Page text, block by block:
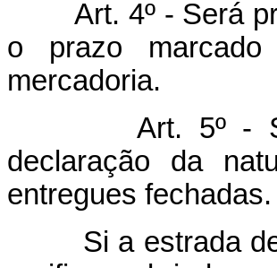
Art. 4º - Será
o prazo
mercadoria.
Art. 5º -
declaração da
entregues fechadas.
Si a estrada de